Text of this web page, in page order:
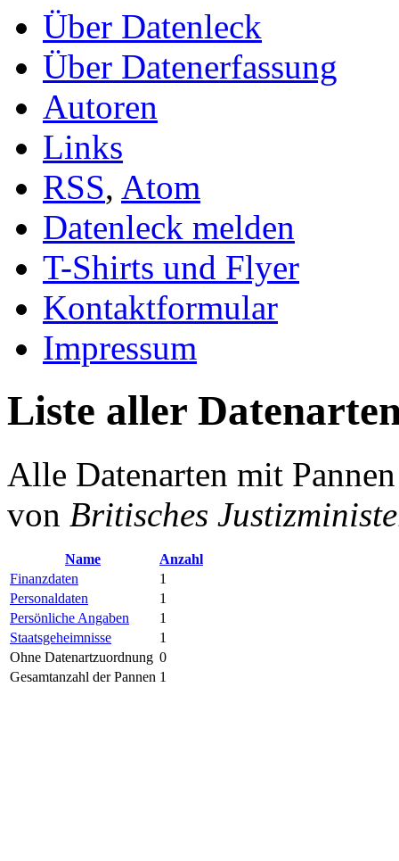
Über Datenleck
Über Datenerfassung
Autoren
Links
RSS, Atom
Datenleck melden
T-Shirts und Flyer
Kontaktformular
Impressum
Liste aller
Alle Datenarten mit
von Britisches
Name
Anzahl
Finanzdaten
1
Personaldaten
1
Persönliche Angaben
1
Staatsgeheimnisse
1
Ohne Datenartzuordnung 0
Gesamtanzahl der Pannen 1